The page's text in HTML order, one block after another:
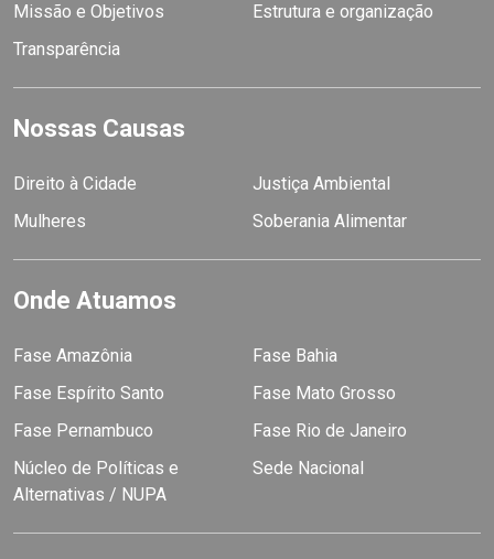
Missão e Objetivos
Estrutura e organização
Transparência
Nossas Causas
Direito à Cidade
Justiça Ambiental
Mulheres
Soberania Alimentar
Onde Atuamos
Fase Amazônia
Fase Bahia
Fase Espírito Santo
Fase Mato Grosso
Fase Pernambuco
Fase Rio de Janeiro
Núcleo de Políticas e
Alternativas / NUPA
Sede Nacional